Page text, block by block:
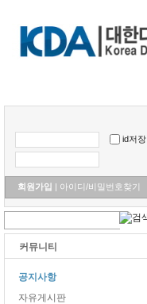
id저장
회원가입 | 아이디/비밀번호찾기
커뮤니티
공지사항
자유게시판